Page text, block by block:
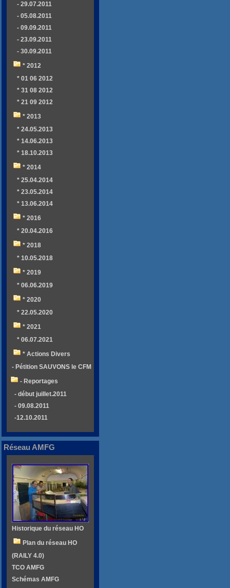
- 29.07.2011
- 05.08.2011
- 09.09.2011
- 23.09.2011
- 30.09.2011
* 2012
* 01 06 2012
* 31 08 2012
* 21 09 2012
* 2013
* 24.05.2013
* 14.06.2013
* 18.10.2013
* 2014
* 25.04.2014
* 23.05.2014
* 13.06.2014
* 2016
* 20.04.2016
* 2018
* 10.05.2018
* 2019
* 06.06.2019
* 2020
* 22.05.2020
* 2021
* 06.07.2021
* Actions Divers
- Pétition SAUVONS le CFM
- Reportages
- début juillet.2011
- 09.08.2011
-12.10.2011
Réseau AMFG
Historique du réseau HO
Plan du réseau HO
(RAILY 4.0)
TCO AMFG
Schémas AMFG